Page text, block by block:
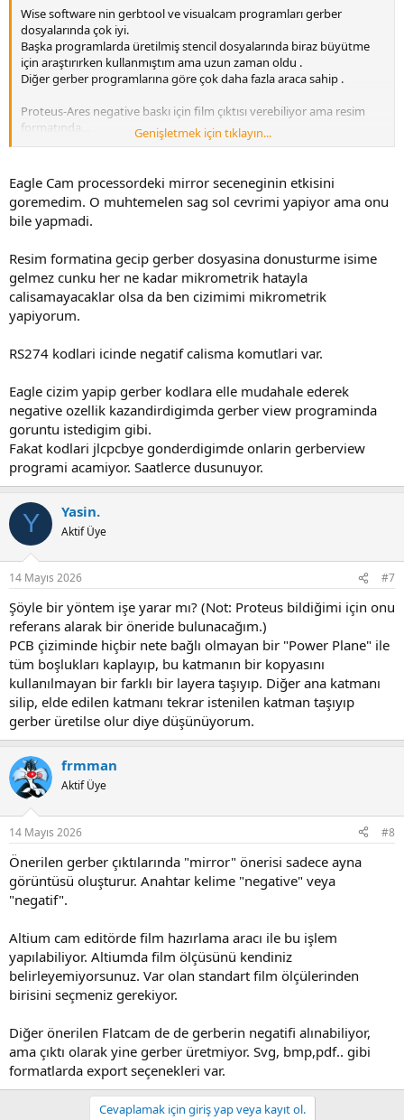
Wise software nin gerbtool ve visualcam programları gerber
dosyalarında çok iyi.
Başka programlarda üretilmiş stencil dosyalarında biraz büyütme
için araştırırken kullanmıştım ama uzun zaman oldu .
Diğer gerber programlarına göre çok daha fazla araca sahip .
Proteus-Ares negative baskı için film çıktısı verebiliyor ama resim
formatında...
O resim tekrar gerber dosyasına dönüştürülebilirse istediğin olur.
Genişletmek için tıklayın...
Eagle Cam processordeki mirror seceneginin etkisini
goremedim. O muhtemelen sag sol cevrimi yapiyor ama onu
bile yapmadi.
Resim formatina gecip gerber dosyasina donusturme isime
gelmez cunku her ne kadar mikrometrik hatayla
calisamayacaklar olsa da ben cizimimi mikrometrik
yapiyorum.
RS274 kodlari icinde negatif calisma komutlari var.
Eagle cizim yapip gerber kodlara elle mudahale ederek
negative ozellik kazandirdigimda gerber view programinda
goruntu istedigim gibi.
Fakat kodlari jlcpcbye gonderdigimde onlarin gerberview
programi acamiyor. Saatlerce dusunuyor.
Y Yasin.
Aktif Üye
14 Mayıs 2026 #7
Şöyle bir yöntem işe yarar mı? (Not: Proteus bildiğimi için onu
referans alarak bir öneride bulunacağım.)
PCB çiziminde hiçbir nete bağlı olmayan bir "Power Plane" ile
tüm boşlukları kaplayıp, bu katmanın bir kopyasını
kullanılmayan bir farklı bir layera taşıyıp. Diğer ana katmanı
silip, elde edilen katmanı tekrar istenilen katman taşıyıp
gerber üretilse olur diye düşünüyorum.
frmman
Aktif Üye
14 Mayıs 2026 #8
Önerilen gerber çıktılarında "mirror" önerisi sadece ayna
görüntüsü oluşturur. Anahtar kelime "negative" veya
"negatif".
Altium cam editörde film hazırlama aracı ile bu işlem
yapılabiliyor. Altiumda film ölçüsünü kendiniz
belirleyemiyorsunuz. Var olan standart film ölçülerinden
birisini seçmeniz gerekiyor.
Diğer önerilen Flatcam de de gerberin negatifi alınabiliyor,
ama çıktı olarak yine gerber üretmiyor. Svg, bmp,pdf.. gibi
formatlarda export seçenekleri var.
Cevaplamak için giriş yap veya kayıt ol.